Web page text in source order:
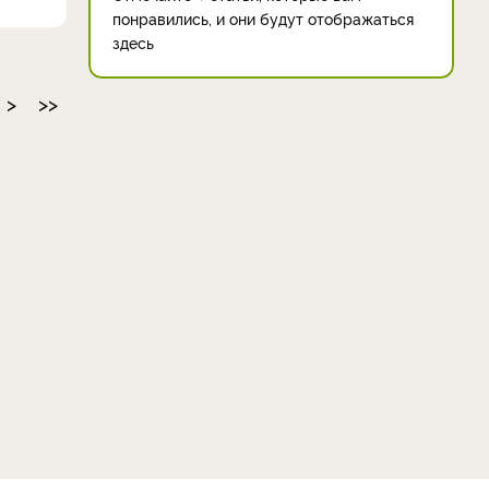
> >>
понравились, и они будут отображаться
здесь